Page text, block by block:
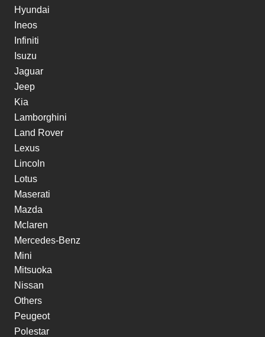
Hyundai
Ineos
Infiniti
Isuzu
Jaguar
Jeep
Kia
Lamborghini
Land Rover
Lexus
Lincoln
Lotus
Maserati
Mazda
Mclaren
Mercedes-Benz
Mini
Mitsuoka
Nissan
Others
Peugeot
Polestar